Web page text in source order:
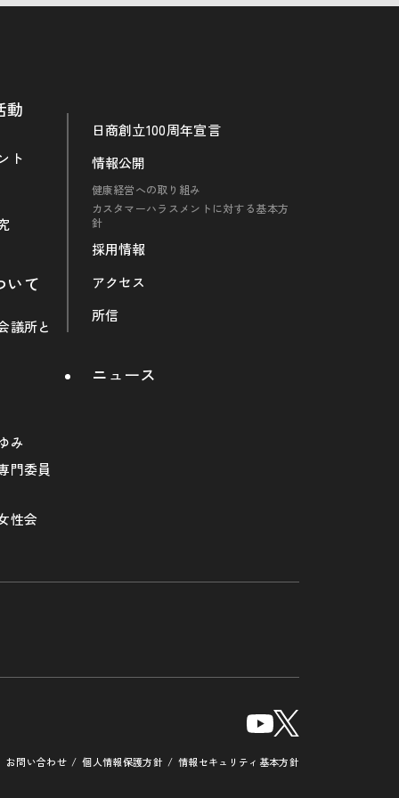
動
ト
いて
議所と
み
門委員
性会
日商創立100周年宣言
情報公開
健康経営への取り組み
カスタマーハラスメントに対する基本方
針
採用情報
アクセス
所信
ニュース
お問い合わせ 個人情報保護方針 情報セキュリティ基本方針